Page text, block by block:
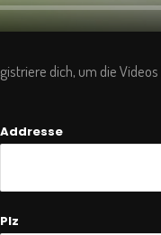
dich, um die
Addresse
Plz